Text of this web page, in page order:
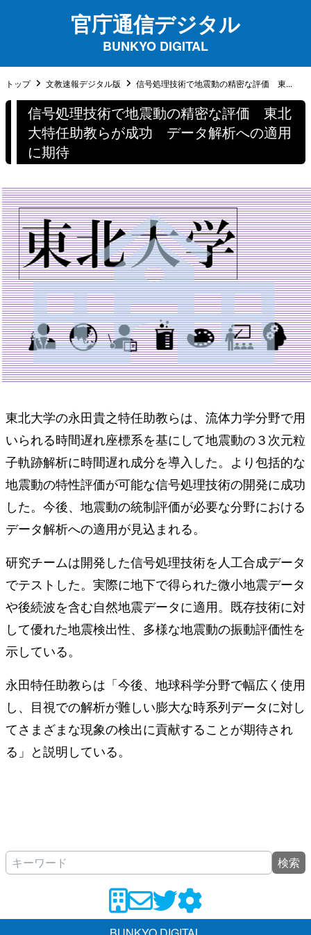
官庁通信デジタル
BUNKYO DIGITAL
トップ 文教速報デジタル版 信号処理技術で地震動の精密な評価 東...
信号処理技術で地震動の精密な評価 東北
大特任助教らが成功 データ解析への適用
に期待
東北大学の永田貴之特任助教らは、流体力学分野で用
いられる時間遅れ座標系を基にして地震動の３次元粒
子軌跡解析に時間遅れ成分を導入した。より包括的な
地震動の特性評価が可能な信号処理技術の開発に成功
した。今後、地震動の統制評価が必要な分野における
データ解析への適用が見込まれる。
研究チームは開発した信号処理技術を人工合成データ
でテストした。実際に地下で得られた微小地震データ
や後続波を含む自然地震データに適用。既存技術に対
して優れた地震検出性、多様な地震動の振動評価性を
示している。
永田特任助教らは「今後、地球科学分野で幅広く使用
し、目視での解析が難しい膨大な時系列データに対し
てさまざまな現象の検出に貢献することが期待され
る」と説明している。
検索